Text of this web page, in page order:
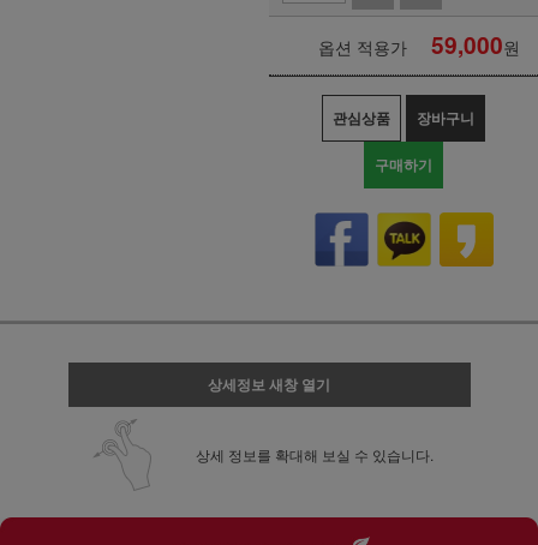
옵션 적용가 59,000원
관심상품 장바구니
구매하기
상세정보 새창 열기
상세 정보를 확대해 보실 수 있습니다.